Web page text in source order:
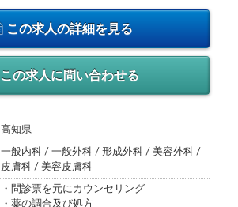
この求人の詳細を見る
この求人に問い合わせる
高知県
一般内科 / 一般外科 / 形成外科 / 美容外科 /
皮膚科 / 美容皮膚科
・問診票を元にカウンセリング
・薬の調合及び処方